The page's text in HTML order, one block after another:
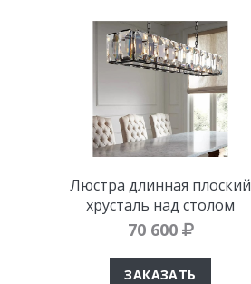
Люстра длинная плоский
хрусталь над столом
70 600
ЗАКАЗАТЬ